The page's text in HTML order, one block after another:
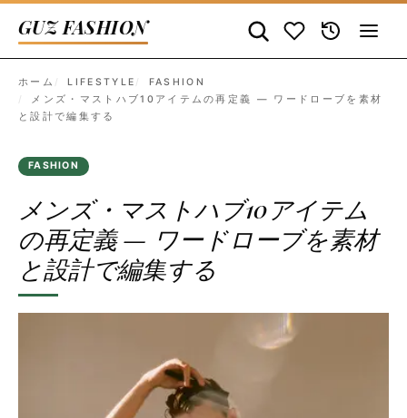
GUZ FASHION
ホーム LIFESTYLE
FASHION
メンズ・マストハブ10アイテムの再定義 — ワードローブを素材
と設計で編集する
FASHION
メンズ・マストハブ10アイテム
の再定義 — ワードローブを素材
と設計で編集する